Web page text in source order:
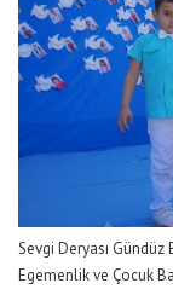
Sevgi Deryası
Egemenlik ve Çocuk